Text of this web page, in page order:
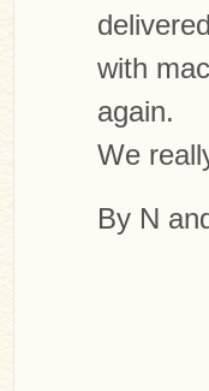
with
again.
We
By N